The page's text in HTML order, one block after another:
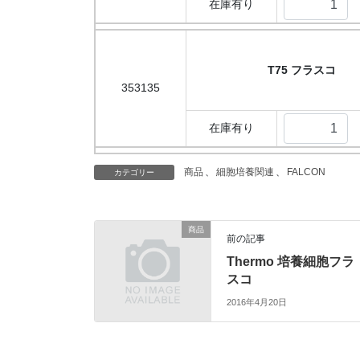
在庫有り
353135
T75 フラスコ
在庫有り
カテゴリー 商品 細胞培養関連 FALCON
商品
前の記事
Thermo 培養細胞フラ
スコ
2016年4月20日